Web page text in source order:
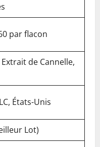
par flacon
de Cannelle,
États-Unis
Lot)